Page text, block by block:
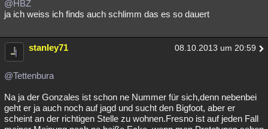
@HBZ
ja ich weiss ich finds auch schlimm das es so dauert
stanley71 08.10.2013 um 20:59
@Tettenbura
Na ja der Gonzales ist schon ne Nummer für sich,denn nebenbei
geht er ja auch noch auf jagd und sucht den Bigfoot, aber er
scheint an der richtigen Stelle zu wohnen.Fresno ist auf jeden Fall